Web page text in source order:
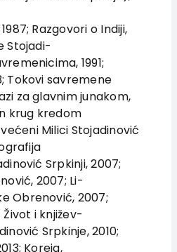
Razgovori o Indiji,
Stojadi-
1991;
Tokovi savremene
za glavnim junakom,
krug kredom
Milici Stojadinović
Srpkinji, 2007;
2007; Li-
Obrenović, 2007;
Život i književ-
Srpkinje, 2010;
Koreja,